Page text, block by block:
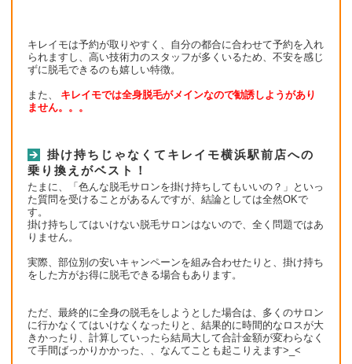
キレイモは予約が取りやすく、自分の都合に合わせて予約を入れ
られますし、高い技術力のスタッフが多くいるため、不安を感じ
ずに脱毛できるのも嬉しい特徴。
また、
キレイモでは全身脱毛がメインなので勧誘しようがあり
ません。。。
掛け持ちじゃなくてキレイモ横浜駅前店への
乗り換えがベスト！
たまに、「色んな脱毛サロンを掛け持ちしてもいいの？」といっ
た質問を受けることがあるんですが、結論としては全然OKで
す。
掛け持ちしてはいけない脱毛サロンはないので、全く問題ではあ
りません。
実際、部位別の安いキャンペーンを組み合わせたりと、掛け持ち
をした方がお得に脱毛できる場合もあります。
ただ、最終的に全身の脱毛をしようとした場合は、多くのサロン
に行かなくてはいけなくなったりと、結果的に時間的なロスが大
きかったり、計算していったら結局大して合計金額が変わらなく
て手間ばっかりかかった、、なんてことも起こりえます>_<